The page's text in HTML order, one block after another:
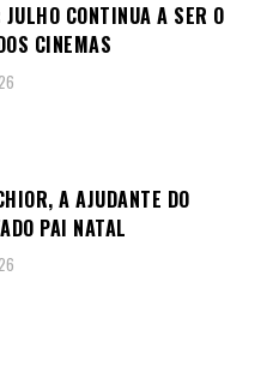
CONTINUA A SER O
CINEMAS
A AJUDANTE DO
PAI NATAL